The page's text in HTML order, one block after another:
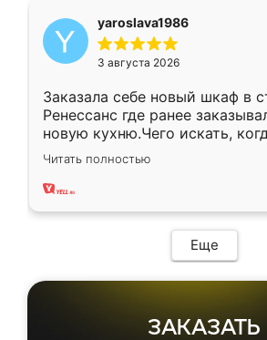
yaroslava1986
3 августа 2026
Заказала себе новый шкаф в
Ренессанс где ранее
новую кухню.Чего искать,
вполне довольна. Служит
два года, нареканий нет.
Читать полностью
Еще
ЗАКАЗАТЬ